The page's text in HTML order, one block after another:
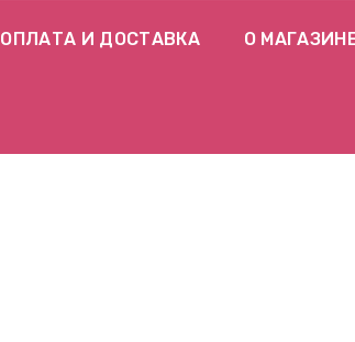
ОПЛАТА И ДОСТАВКА О